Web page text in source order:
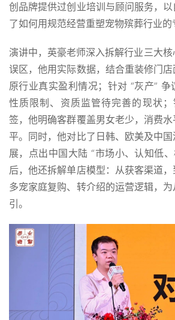
创品牌提供过创业培训与顾问服务，
了如何用规范经营重塑宠物殡葬行业的
演讲中，英豪老师深入拆解行业三大核
误区，他用实际数据，结合重装修门
原行业真实盈利情况；针对 “灰产”
性质限制、资质监管待完善的现状
签，他明确客群覆盖男女老少，消费
平。同时，他对比了日韩、欧美及中
展，点出中国大陆 “市场小、认知低
后，他还拆解单店模型：从获客渠道
多宠家庭复购、转介绍的运营逻辑，
引。